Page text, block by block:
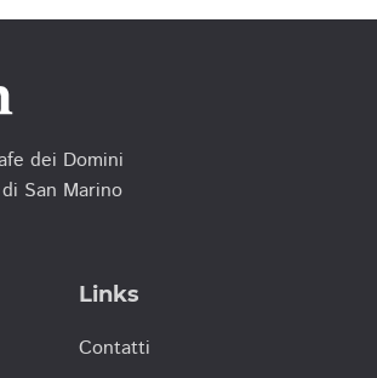
dei Domini
San Marino
Links
Contatti